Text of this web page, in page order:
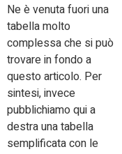
Ne è venuta fuori una
tabella molto
complessa che si può
trovare in fondo a
questo articolo. Per
sintesi, invece
pubblichiamo qui a
destra una tabella
semplificata con le